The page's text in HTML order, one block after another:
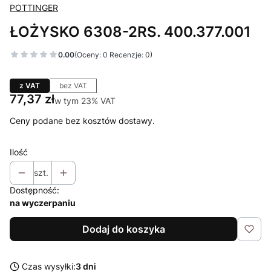
POTTINGER
ŁOŻYSKO 6308-2RS. 400.377.001
0.00(Oceny: 0 Recenzje: 0)
z VAT bez VAT
Cena
77,37 złw tym 23% VAT
w tym 23% VAT
Ceny podane bez kosztów dostawy.
Ilość
szt.
Dostępność:
na wyczerpaniu
Dodaj do koszyka
Czas wysyłki:3 dni